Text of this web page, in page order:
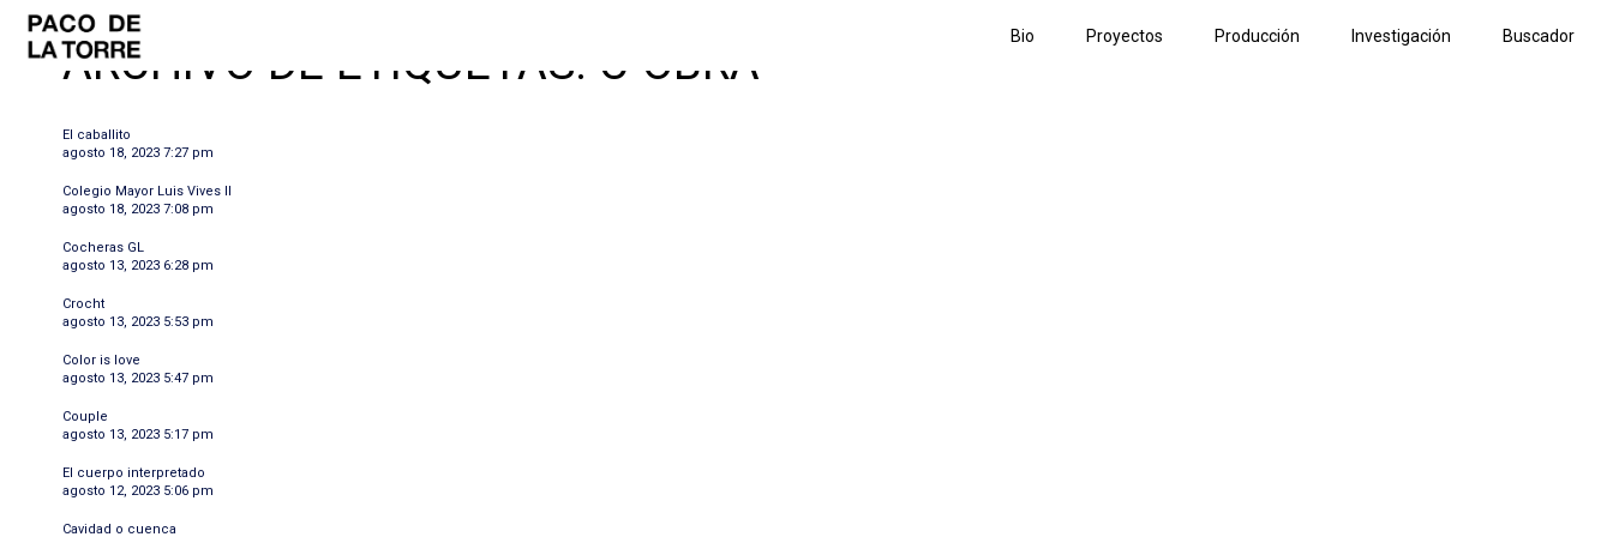
Bio Proyectos Producción Investigación Buscador
ARCHIVO DE ETIQUETAS: C-OBRA
El caballito
agosto 18, 2023 7:27 pm
Colegio Mayor Luis Vives II
agosto 18, 2023 7:08 pm
Cocheras GL
agosto 13, 2023 6:28 pm
Crocht
agosto 13, 2023 5:53 pm
Color is love
agosto 13, 2023 5:47 pm
Couple
agosto 13, 2023 5:17 pm
El cuerpo interpretado
agosto 12, 2023 5:06 pm
Cavidad o cuenca